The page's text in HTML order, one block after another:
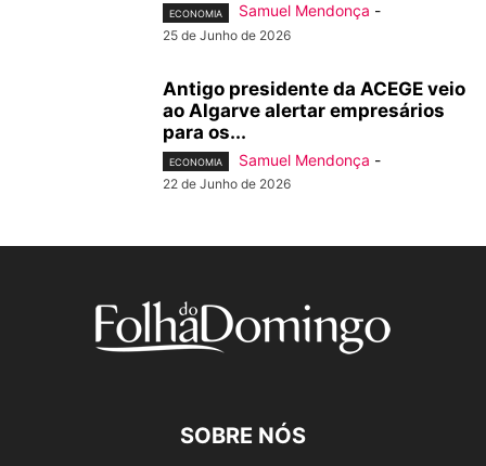
ECONOMIA Samuel Mendonça -
25 de Junho de 2026
Antigo presidente da ACEGE veio
ao Algarve alertar empresários
para os...
ECONOMIA Samuel Mendonça -
22 de Junho de 2026
SOBRE NÓS